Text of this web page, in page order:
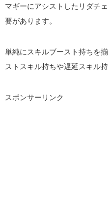
マギーにアシストしたリダチ
要があります。
単純にスキルブースト持ちを
ストスキル持ちや遅延スキル持
スポンサーリンク